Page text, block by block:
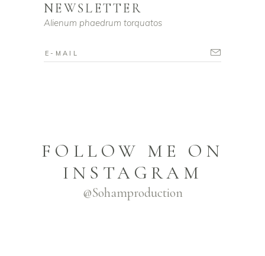
NEWSLETTER
Alienum phaedrum torquatos
FOLLOW ME ON
INSTAGRAM
@sohamproduction